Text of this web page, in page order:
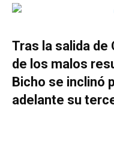
Tras la salida de
de los malos
Bicho se inclinó
adelante su